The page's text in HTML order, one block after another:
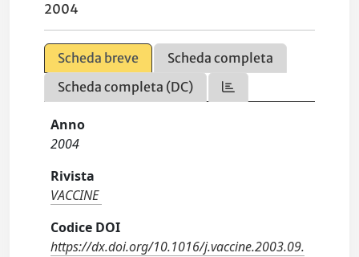
2004
Scheda breve
Scheda completa
Scheda completa (DC)
Anno
2004
Rivista
VACCINE
Codice DOI
https://dx.doi.org/10.1016/j.vaccine.2003.09.